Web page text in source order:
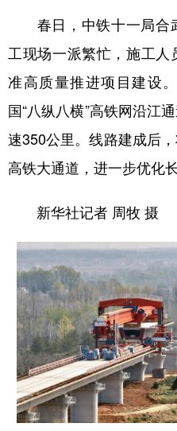
Deutsch Português
春日，中铁十一局合
工现场一派繁忙，施工
准高质量推进项目建设
国“八纵八横”高铁网沿江
速350公里。线路建成后
高铁大通道，进一步优化
新华社记者 周牧 摄